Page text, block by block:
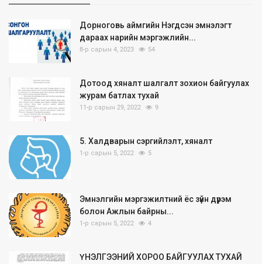
Дорноговь аймгийн Нэгдсэн эмнэлэгт
дараах нарийн мэргэжлийн...
8-р сарын 4, 2023 54
Дотоод хяналт шалгалт зохион байгуулах
журам батлах тухай
11-р сарын 29, 2022 9
5. Халдварын сэргийлэлт, хяналт
1-р сарын 5, 2022 5
Эмнэлгийн мэргэжилтний ёс зүйн дүрэм
болон Ажлын байрны...
1-р сарын 5, 2022 4
ҮНЭЛГЭЭНИЙ ХОРОО БАЙГУУЛАХ ТУХАЙ